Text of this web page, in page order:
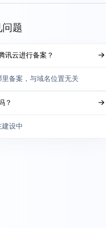
问题
讯云进行备案？
备案，与域名位置无关
？
设中